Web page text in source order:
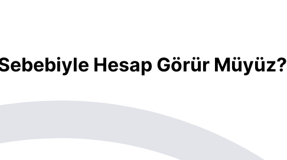
Hesap Görür Müyüz?